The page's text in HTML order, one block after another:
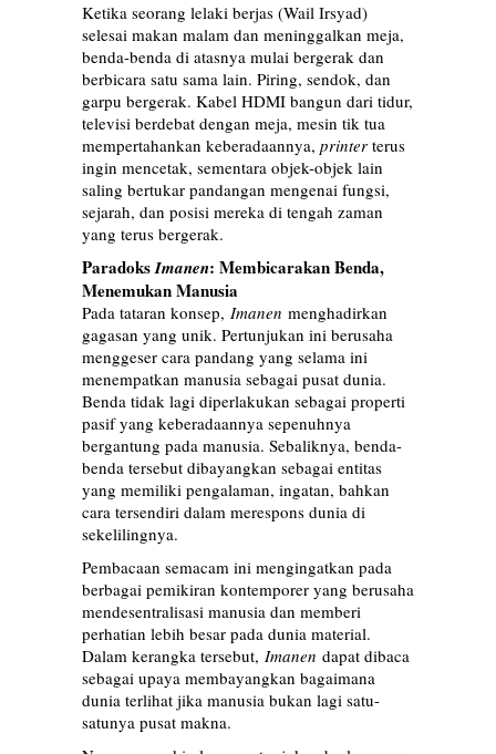
Ketika seorang lelaki berjas (Wail Irsyad)
selesai makan malam dan meninggalkan meja,
benda-benda di atasnya mulai bergerak dan
berbicara satu sama lain. Piring, sendok, dan
garpu bergerak. Kabel HDMI bangun dari tidur,
televisi berdebat dengan meja, mesin tik tua
mempertahankan keberadaannya, printer terus
ingin mencetak, sementara objek-objek lain
saling bertukar pandangan mengenai fungsi,
sejarah, dan posisi mereka di tengah zaman
yang terus bergerak.
ParadoksImanen: Membicarakan Benda,
Menemukan Manusia
Pada tataran konsep, Imanen menghadirkan
gagasan yang unik. Pertunjukan ini berusaha
menggeser cara pandang yang selama ini
menempatkan manusia sebagai pusat dunia.
Benda tidak lagi diperlakukan sebagai properti
pasif yang keberadaannya sepenuhnya
bergantung pada manusia. Sebaliknya, benda-
benda tersebut dibayangkan sebagai entitas
yang memiliki pengalaman, ingatan, bahkan
cara tersendiri dalam merespons dunia di
sekelilingnya.
Pembacaan semacam ini mengingatkan pada
berbagai pemikiran kontemporer yang berusaha
mendesentralisasi manusia dan memberi
perhatian lebih besar pada dunia material.
Dalam kerangka tersebut, Imanen dapat dibaca
sebagai upaya membayangkan bagaimana
dunia terlihat jika manusia bukan lagi satu-
satunya pusat makna.